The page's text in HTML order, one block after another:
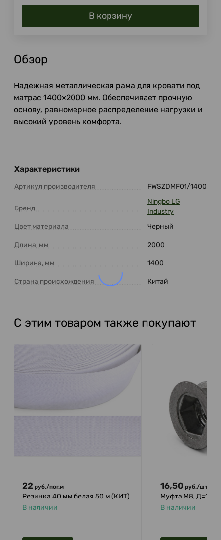
В корзину
Обзор
Надёжная металлическая рама для кровати под
матрас 1400×2000 мм. Обеспечивает прочную
основу, равномерное распределение нагрузки и
высокий уровень комфорта.
Характеристики
Артикул производителя FWSZDMF01/1400
Бренд
Ningbo LG
Industry
Цвет материала
Черный
Длина, мм 2000
Ширина, мм 1400
Страна происхождения Китай
С этим товаром также покупают
22 руб./пог.м
Резинка 40 мм белая 50 м (КИТ)
В наличии
16,50 руб./шт.
Муфта М8,
В наличии